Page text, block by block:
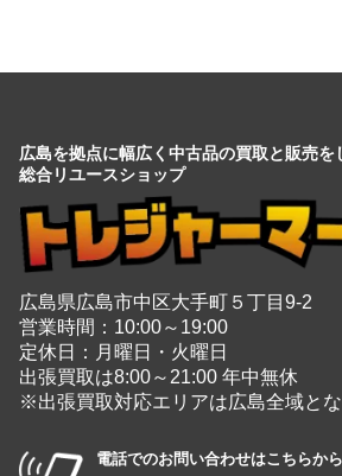
広島県広島市中区大手町５丁目9-2
営業時間：10:00～19:00
定休日：月曜日・火曜日
出張買取は8:00～21:00 年中無休
電話でのお問い合わせはこちらから
082-942-0389
・買取商品情報